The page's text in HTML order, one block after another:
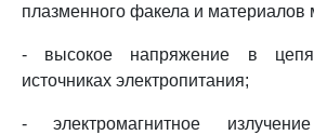
плазменного факела и
- высокое напряжение в
источниках электропитания;
- электромагнитное